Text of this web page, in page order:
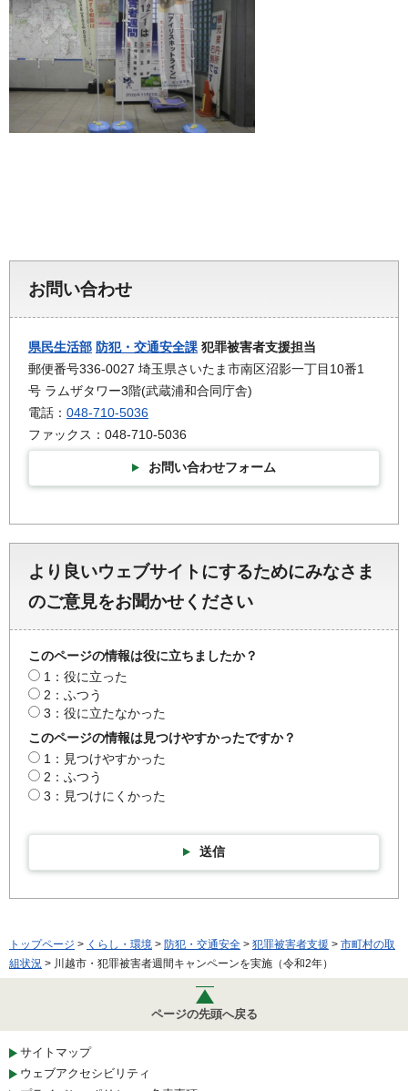
お問い合わせ
県民生活部 防犯・交通安全課 犯罪被害者支援担当
郵便番号336-0027 埼玉県さいたま市南区沼影一丁目10番1
号 ラムザタワー3階(武蔵浦和合同庁舎)
電話： 048-710-5036
ファックス：048-710-5036
お問い合わせフォーム
より良いウェブサイトにするためにみなさま
のご意見をお聞かせください
このページの情報は役に立ちましたか？
1：役に立った
2：ふつう
3：役に立たなかった
このページの情報は見つけやすかったですか？
1：見つけやすかった
2：ふつう
3：見つけにくかった
送信
トップページ > くらし・環境 > 防犯・交通安全 > 犯罪被害者支援 > 市町村の取
組状況 > 川越市・犯罪被害者週間キャンペーンを実施（令和2年）
ページの先頭へ戻る
サイトマップ
ウェブアクセシビリティ